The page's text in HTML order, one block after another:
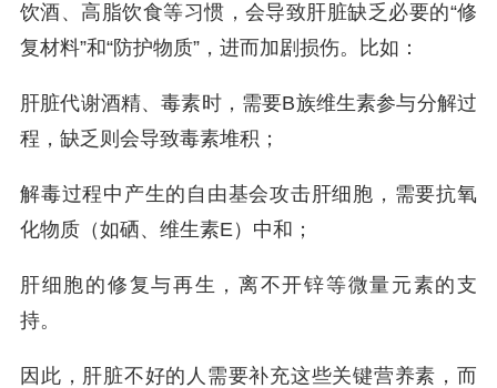
饮酒、高脂饮食等习惯，会导致肝脏缺乏必要的“修
复材料”和“防护物质”，进而加剧损伤。比如：
肝脏代谢酒精、毒素时，需要B族维生素参与分解过
程，缺乏则会导致毒素堆积；
解毒过程中产生的自由基会攻击肝细胞，需要抗氧
化物质（如硒、维生素E）中和；
肝细胞的修复与再生，离不开锌等微量元素的支
持。
因此，肝脏不好的人需要补充这些关键营养素，而